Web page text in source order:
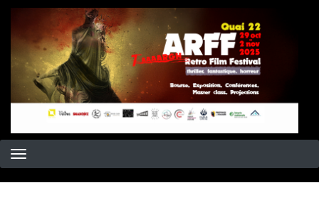
Aller
au
contenu
principal